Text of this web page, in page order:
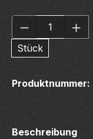
Produkt
Stück
Produktnummer:
Beschreibung